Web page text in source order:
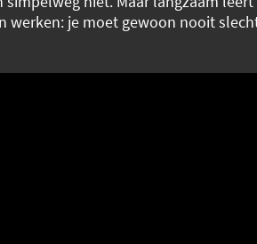
werken: je moet gewoon nooit